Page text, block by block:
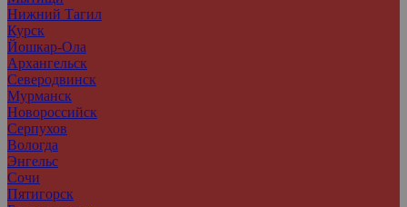
Нижний Тагил
Курск
Йошкар-Ола
Архангельск
Северодвинск
Мурманск
Новороссийск
Серпухов
Вологда
Энгельс
Сочи
Пятигорск